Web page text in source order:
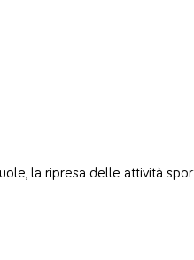
la ripresa delle attività